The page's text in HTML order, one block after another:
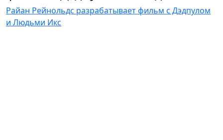
Райан Рейнольдс разрабатывает фильм с Дэдпулом
и Людьми Икс